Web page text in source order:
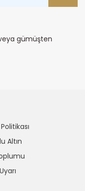
veya gümüşten
Altın